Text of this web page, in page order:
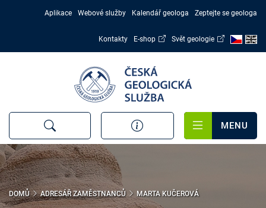
Aplikace Webové služby Kalendář geologa Zeptejte se geologa
Kontakty E-shop Svět geologie
MENU
DOMŮ ADRESÁŘ ZAMĚSTNANCŮ MARTA KUČEROVÁ